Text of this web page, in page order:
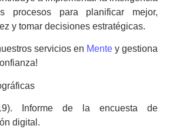
procesos para planificar mejor,
y tomar decisiones estratégicas.
servicios en Mente y gestiona
Informe de la encuesta de
digital.